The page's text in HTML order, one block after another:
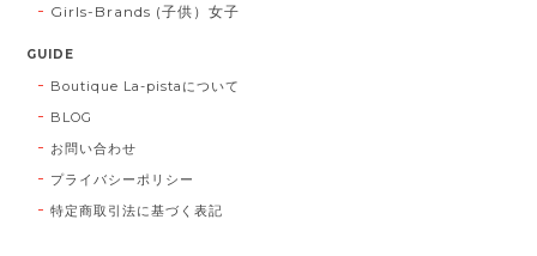
Girls-Brands (子供）女子
GUIDE
Boutique La-pistaについて
BLOG
お問い合わせ
プライバシーポリシー
特定商取引法に基づく表記